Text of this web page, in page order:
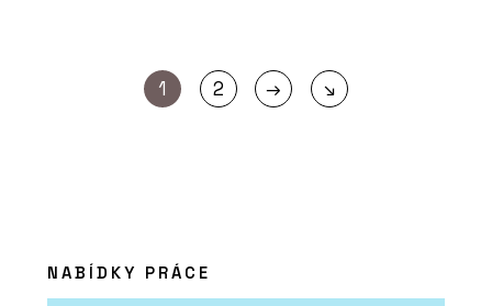
1 2 → ↘
NABÍDKY PRÁCE